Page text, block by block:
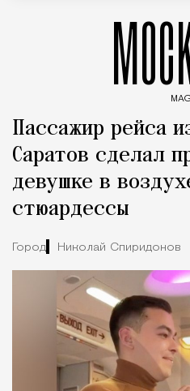
Пассажир рейса
Саратов сделал
девушке в
стюардессы
Город Николай Спиридонов